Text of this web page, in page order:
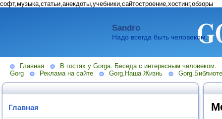
софт,музыка,статьи,анекдоты,учебники,сайтостроение,хостинг,обзоры
Sandro
Надо всегда быть человеком.
Главная
В гостях у Gorga. Беседа с интересным человеком.
Gorg
Реклама на сайте Gorg.Наша Жизнь
Главная